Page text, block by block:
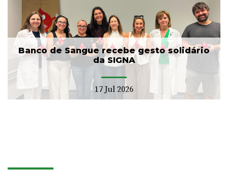
Banco de Sangue recebe gesto solidário
da SIGNA
17 Jul 2026